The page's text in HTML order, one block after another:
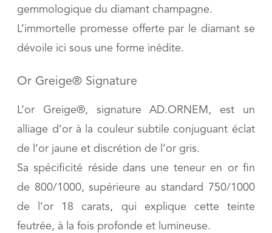
gemmologique du diamant champagne.
L’immortelle promesse offerte par le diamant se
dévoile ici sous une forme inédite.
Or Greige® Signature
L’or Greige®, signature AD.ORNEM, est un
alliage d’or à la couleur subtile conjuguant éclat
de l’or jaune et discrétion de l’or gris.
Sa spécificité réside dans une teneur en or fin
de 800/1000, supérieure au standard 750/1000
de l’or 18 carats, qui explique cette teinte
feutrée, à la fois profonde et lumineuse.